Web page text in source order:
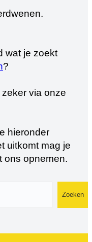
wat je zoekt
?
via onze
hieronder
uitkomt mag je
ons opnemen.
Zoeken